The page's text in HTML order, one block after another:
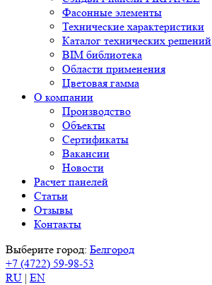
Фасонные элементы
Технические характеристики
Каталог технических решений
BIM библиотека
Области применения
Цветовая гамма
О компании
Производство
Объекты
Сертификаты
Вакансии
Новости
Расчет панелей
Статьи
Отзывы
Контакты
Выберите город: Белгород
+7 (4722) 59-98-53
RU | EN